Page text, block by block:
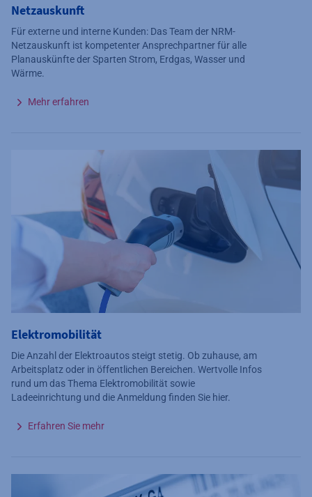
Netzauskunft
Für externe und interne Kunden: Das Team der NRM-
Netzauskunft ist kompetenter Ansprechpartner für alle
Planauskünfte der Sparten Strom, Erdgas, Wasser und
Wärme.
Mehr erfahren
Elektromobilität
Die Anzahl der Elektroautos steigt stetig. Ob zuhause, am
Arbeitsplatz oder in öffentlichen Bereichen. Wertvolle Infos
rund um das Thema Elektromobilität sowie
Ladeeinrichtung und die Anmeldung finden Sie hier.
Erfahren Sie mehr